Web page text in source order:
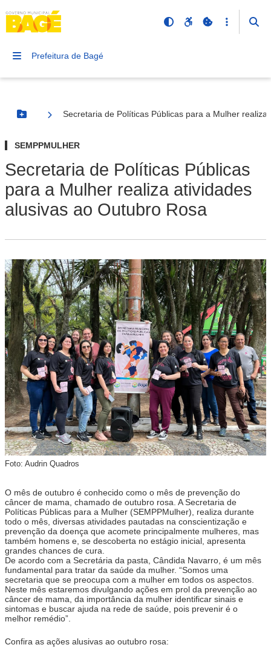
Prefeitura de Bagé
Botão Menu
Secretaria de Políticas Públicas para a Mulher
SEMPPMULHER
Secretaria de Políticas Públicas
para a Mulher realiza atividades
alusivas ao Outubro Rosa
Foto: Audrin Quadros
O mês de outubro é conhecido como o mês de prevenção do
câncer de mama, chamado de outubro rosa. A Secretaria de
Políticas Públicas para a Mulher (SEMPPMulher), realiza durante
todo o mês, diversas atividades pautadas na conscientização e
prevenção da doença que acomete principalmente mulheres, mas
também homens e, se descoberta no estágio inicial, apresenta
grandes chances de cura.
De acordo com a Secretária da pasta, Cândida Navarro, é um mês
fundamental para tratar da saúde da mulher. “Somos uma
secretaria que se preocupa com a mulher em todos os aspectos.
Neste mês estaremos divulgando ações em prol da prevenção ao
câncer de mama, da importância da mulher identificar sinais e
sintomas e buscar ajuda na rede de saúde, pois prevenir é o
melhor remédio”.
Confira as ações alusivas ao outubro rosa: